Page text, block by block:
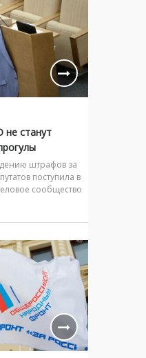
не станут
штрафов за
поступила в
сообщество